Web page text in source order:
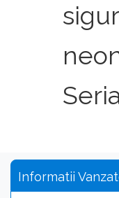
Informatii